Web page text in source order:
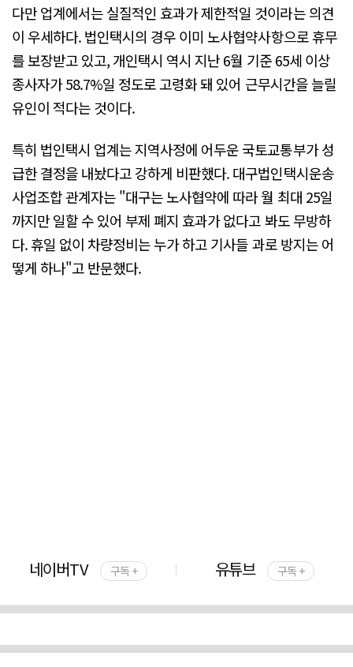
다만 업계에서는 실질적인 효과가 제한적일 것이라는 의견
이 우세하다. 법인택시의 경우 이미 노사협약사항으로 휴무
를 보장받고 있고, 개인택시 역시 지난 6월 기준 65세 이상
종사자가 58.7%일 정도로 고령화 돼 있어 근무시간을 늘릴
유인이 적다는 것이다.
특히 법인택시 업계는 지역사정에 어두운 국토교통부가 성
급한 결정을 내놨다고 강하게 비판했다. 대구법인택시운송
사업조합 관계자는 "대구는 노사협약에 따라 월 최대 25일
까지만 일할 수 있어 부제 폐지 효과가 없다고 봐도 무방하
다. 휴일 없이 차량정비는 누가 하고 기사들 과로 방지는 어
떻게 하나"고 반문했다.
네이버TV 구독 + 유튜브 구독 +